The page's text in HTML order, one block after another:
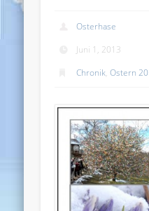
Osterhase
Juni 1, 2013
Chronik,Ostern